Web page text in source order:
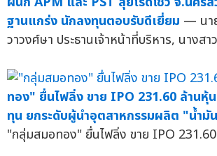
ฐานแกร่ง นักลงทุนตอบรับดีเยี่ยม — นา
วาวงศ์ษา ประธานเจ้าหน้าที่บริหาร, นางส
ทอง" ยื่นไฟลิ่ง ขาย IPO 231.60 ล้านหุ้น
ทุน ยกระดับผู้นำอุตสาหกรรมผลิต "น้ำมั
"กลุ่มสมอทอง" ยื่นไฟลิ่ง ขาย IPO